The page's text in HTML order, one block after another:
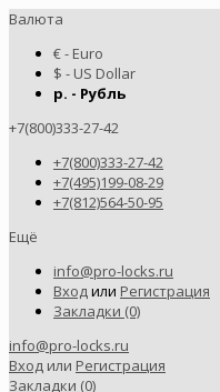
Валюта
€ - Euro
$ - US Dollar
р. - Рубль
+7(800)333-27-42
+7(800)333-27-42
+7(495)199-08-29
+7(812)564-50-95
Ещё
info@pro-locks.ru
Входили Регистрация
Закладки (0)
info@pro-locks.ru
Вход или Регистрация
Закладки (0)